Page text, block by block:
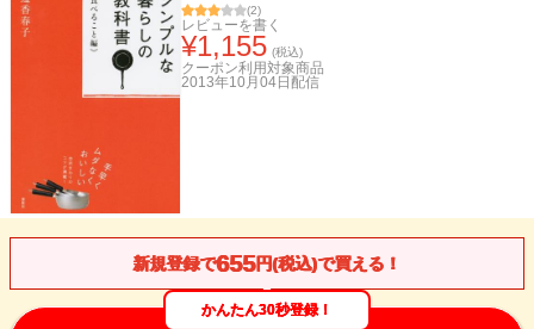
(2)
レビューを書く
¥1,155 (税込)
クーポン利用対象商品
2013年10月04日 配信
新規登録で655円(税込)で買える！
かんたん30秒登録！